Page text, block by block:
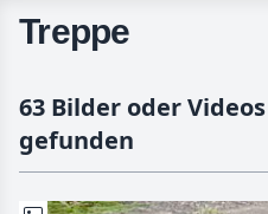
Treppe
63 Bilder oder Videos
gefunden